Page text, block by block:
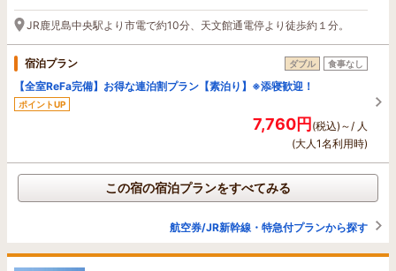
JR鹿児島中央駅より市電で約10分、天文館通電停より徒歩約１分。
宿泊プラン ダブル 食事なし
【全室ReFa完備】お得な連泊割プラン【素泊り】※添寝歓迎！
ポイントUP
7,760円(税込)～/ 人
(大人1名利用時)
この宿の宿泊プランをすべてみる
航空券/JR新幹線・特急付プランから探す